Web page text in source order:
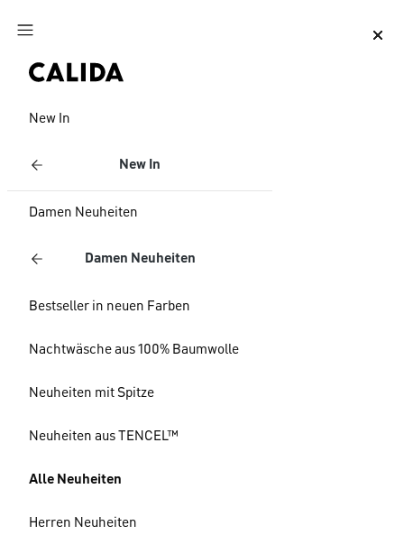
Zum Hauptinhalt springen
New In
New In
Damen Neuheiten
Damen Neuheiten
Bestseller in neuen Farben
Nachtwäsche aus 100% Baumwolle
Neuheiten mit Spitze
Neuheiten aus TENCEL™
Alle Neuheiten
Herren Neuheiten